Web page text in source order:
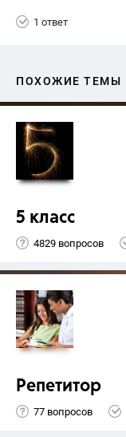
1 ответ
ПОХОЖИЕ ТЕМЫ
5 класс
4829 вопросов
Репетитор
77 вопросов